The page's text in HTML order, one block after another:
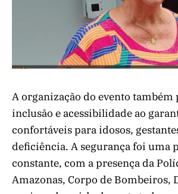
A organização do evento
inclusão e acessibilidade ao
confortáveis para idosos,
deficiência. A segurança foi uma
constante, com a presença da
Amazonas, Corpo de Bombeiros,